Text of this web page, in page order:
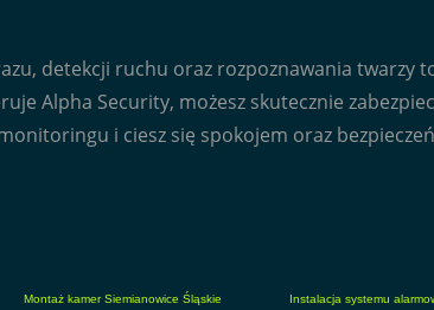
detekcji ruchu oraz rozpoznawania
Alpha Security, możesz skutecznie
i ciesz się spokojem oraz
Montaż kamer Siemianowice Śląskie
Instalacja systemu